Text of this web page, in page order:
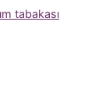
tabakası